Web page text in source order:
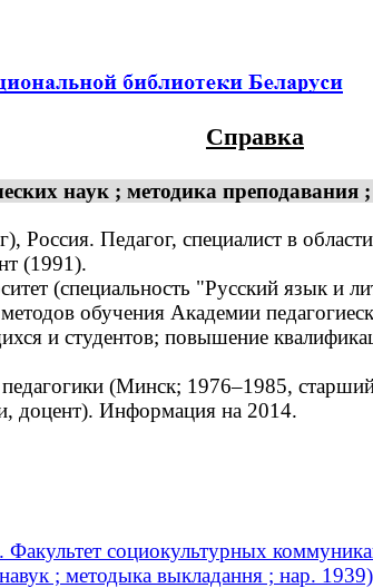
Справка
наук ; методика преподавания
Педагог, специалист в
(1991).
(специальность "Русский язык и
обучения Академии
и студентов; повышение
(Минск; 1976–1985,
доцент). Информация на 2014.
социокультурных
; методыка выкладання ; нар. 1939)